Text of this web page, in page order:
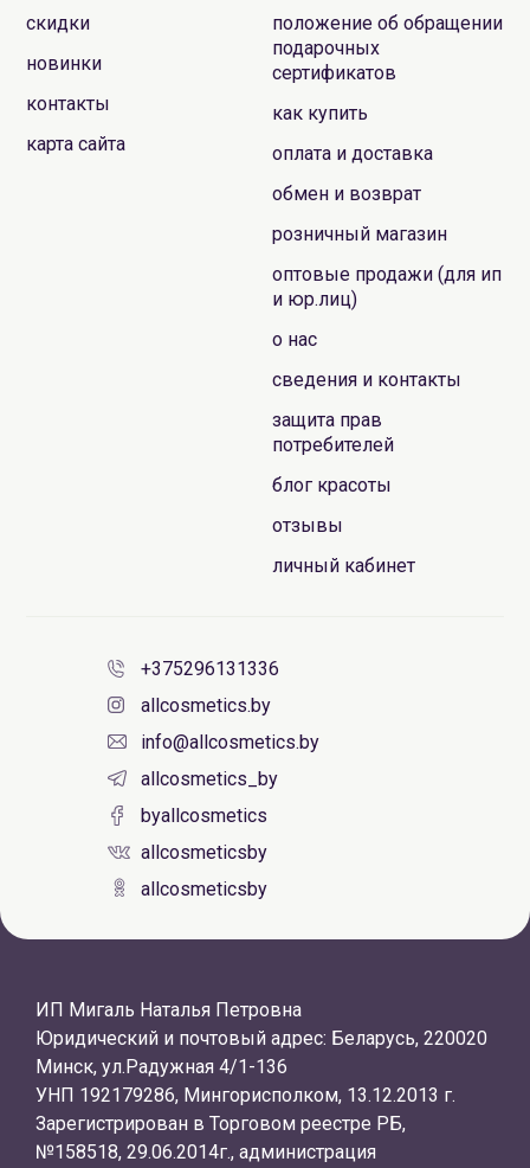
скидки
новинки
контакты
карта сайта
положение об обращении
подарочных
сертификатов
как купить
оплата и доставка
обмен и возврат
розничный магазин
оптовые продажи (для ип
и юр.лиц)
о нас
сведения и контакты
защита прав
потребителей
блог красоты
отзывы
личный кабинет
+375296131336
allcosmetics.by
info@allcosmetics.by
allcosmetics_by
byallcosmetics
allcosmeticsby
allcosmeticsby
ИП Мигаль Наталья Петровна
Юридический и почтовый адрес: Беларусь, 220020
Минск, ул.Радужная 4/1-136
УНП 192179286, Мингорисполком, 13.12.2013 г.
Зарегистрирован в Торговом реестре РБ,
№158518, 29.06.2014г., администрация